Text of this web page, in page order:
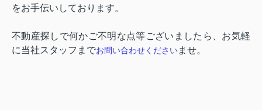
をお手伝いしております。
不動産探しで何かご不明な点等ございましたら、お気軽
に当社スタッフまでお問い合わせくださいませ。